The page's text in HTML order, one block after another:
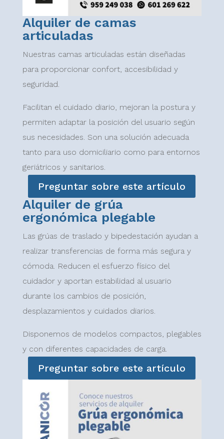
Alquiler de camas
articuladas
Nuestras camas articuladas están diseñadas
para proporcionar confort, accesibilidad y
seguridad.
Facilitan el cuidado diario, mejoran la postura y
permiten adaptar la posición del usuario según
sus necesidades. Son una solución adecuada
tanto para uso domiciliario como para entornos
geriátricos y sanitarios.
Preguntar sobre este artículo
Alquiler de grúa
ergonómica plegable
Las grúas de traslado y bipedestación ayudan a
realizar transferencias de forma más segura y
cómoda. Reducen el esfuerzo físico del
cuidador y aportan estabilidad al usuario
durante los cambios de posición,
desplazamientos y cuidados diarios.
Disponemos de modelos compactos, plegables
y con diferentes capacidades de carga.
Preguntar sobre este artículo